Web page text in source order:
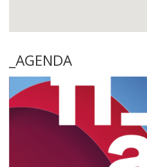
_AGENDA